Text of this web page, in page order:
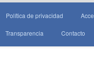
Política de privacidad
Transparencia Contacto